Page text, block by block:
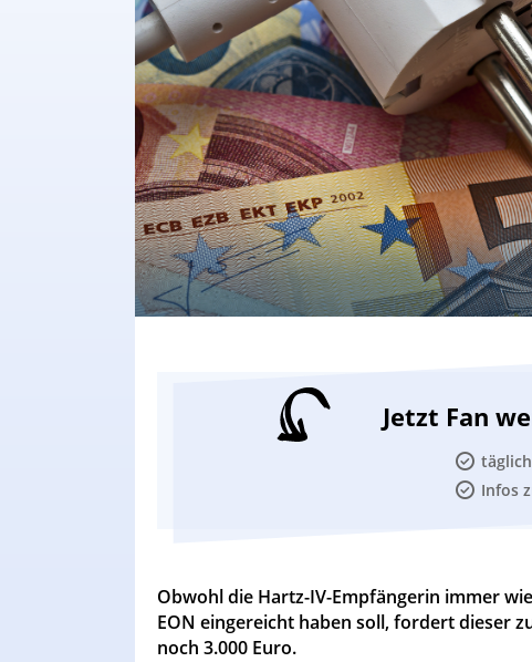
Jetzt Fan
Infos
Obwohl die Hartz-IV-Empfängerin immer
EON eingereicht haben soll, fordert dieser
noch 3.000 Euro.